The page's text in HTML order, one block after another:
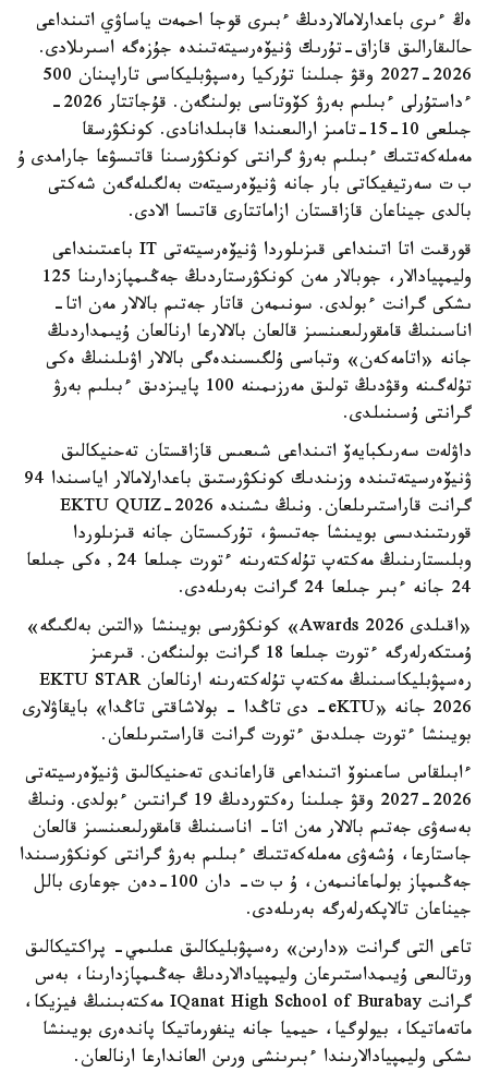
ەڭ ءىرى باعدارلامالاردىڭ ءبىرى قوجا احمەت ياساۋي اتىنداعى
حالىقارالىق قازاق-تۇرىك ۋنيۆەرسيتەتىندە جۇزەگە اسىرىلادى.
2026-2027 وقۋ جىلىنا تۇركيا رەسپۋبليكاسى تاراپىنان 500
ءداستۇرلى ءبىلىم بەرۋ كۆوتاسى بولىنگەن. قۇجاتتار 2026-
جىلعى 10-15-تامىز ارالىعىندا قابىلدانادى. كونكۋرسقا
مەملەكەتتىك ءبىلىم بەرۋ گرانتى كونكۋرسىنا قاتىسۋعا جارامدى ۇ
ب ت سەرتيفيكاتى بار جانە ۋنيۆەرسيتەت بەلگىلەگەن شەكتى
بالدى جيناعان قازاقستان ازاماتتارى قاتىسا الادى.
قورقىت اتا اتىنداعى قىزىلوردا ۋنيۆەرسيتەتى IT باعىتىنداعى
وليمپيادالار، جوبالار مەن كونكۋرستاردىڭ جەڭىمپازدارىنا 125
ىشكى گرانت ءبولدى. سونىمەن قاتار جەتىم بالالار مەن اتا-
اناسىنىڭ قامقورلىعىنسىز قالعان بالالارعا ارنالعان ۇيىمداردىڭ
جانە «اتامەكەن» وتباسى ۇلگىسىندەگى بالالار اۋىلىنىڭ ەكى
تۇلەگىنە وقۋدىڭ تولىق مەرزىمىنە 100 پايىزدىق ءبىلىم بەرۋ
گرانتى ۇسىنىلدى.
داۋلەت سەرىكبايەۆ اتىنداعى شىعىس قازاقستان تەحنيكالىق
ۋنيۆەرسيتەتىندە وزىندىك كونكۋرستىق باعدارلامالار اياسىندا 94
گرانت قاراستىرىلعان. ونىڭ ىشىندە EKTU QUIZ-2026
قورىتىندىسى بويىنشا جەتىسۋ، تۇركىستان جانە قىزىلوردا
وبلىستارىنىڭ مەكتەپ تۇلەكتەرىنە ءتورت جىلعا 24, ەكى جىلعا
24 جانە ءبىر جىلعا 24 گرانت بەرىلەدى.
«اقىلدى Awards 2026» كونكۋرسى بويىنشا «التىن بەلگىگە»
ۇمىتكەرلەرگە ءتورت جىلعا 18 گرانت بولىنگەن. قىرعىز
رەسپۋبليكاسىنىڭ مەكتەپ تۇلەكتەرىنە ارنالعان EKTU STAR
2026 جانە «eKTU- دى تاڭدا - بولاشاقتى تاڭدا» بايقاۋلارى
بويىنشا ءتورت جىلدىق ءتورت گرانت قاراستىرىلعان.
ءابىلقاس ساعىنوۆ اتىنداعى قاراعاندى تەحنيكالىق ۋنيۆەرسيتەتى
2026-2027 وقۋ جىلىنا رەكتوردىڭ 19 گرانتىن ءبولدى. ونىڭ
بەسەۋى جەتىم بالالار مەن اتا- اناسىنىڭ قامقورلىعىنسىز قالعان
جاستارعا، ۇشەۋى مەملەكەتتىك ءبىلىم بەرۋ گرانتى كونكۋرسىندا
جەڭىمپاز بولماعانىمەن، ۇ ب ت- دان 100-دەن جوعارى بالل
جيناعان تالاپكەرلەرگە بەرىلەدى.
تاعى التى گرانت «دارىن» رەسپۋبليكالىق عىلىمي- پراكتيكالىق
ورتالىعى ۇيىمداستىرعان وليمپيادالاردىڭ جەڭىمپازدارىنا، بەس
گرانت IQanat High School of Burabay مەكتەبىنىڭ فيزيكا،
ماتەماتيكا، بيولوگيا، حيميا جانە ينفورماتيكا پاندەرى بويىنشا
ىشكى وليمپيادالارىندا ءبىرىنشى ورىن العاندارعا ارنالعان.